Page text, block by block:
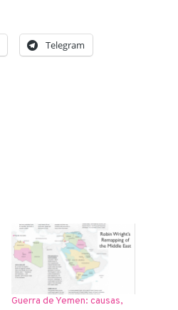
Telegram
Guerra de Yemen: causas,